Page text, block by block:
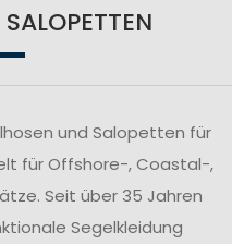
und Salopetten für
für Offshore-, Coastal-,
Seit über 35 Jahren
Segelkleidung